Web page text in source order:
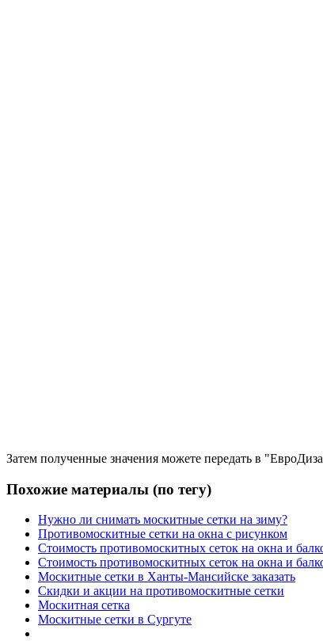
Затем полученные значения можете передать в
Похожие материалы (по тегу)
Нужно ли снимать москитные сетки на зиму?
Противомоскитные сетки на окна с рисунком
Стоимость противомоскитных сеток на окна и
Стоимость противомоскитных сеток на окна и
Москитные сетки в Ханты-Мансийске заказать
Скидки и акции на противомоскитные сетки
Москитная сетка
Москитные сетки в Сургуте